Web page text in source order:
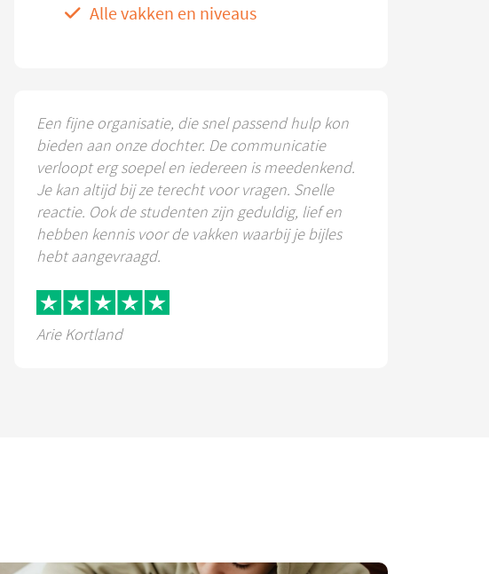
Alle vakken en niveaus
Een fijne organisatie, die snel passend hulp kon
bieden aan onze dochter. De communicatie
verloopt erg soepel en iedereen is meedenkend.
Je kan altijd bij ze terecht voor vragen. Snelle
reactie. Ook de studenten zijn geduldig, lief en
hebben kennis voor de vakken waarbij je bijles
hebt aangevraagd.
Arie Kortland